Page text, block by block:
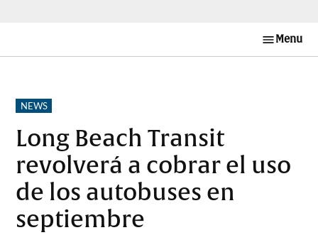
to
Español
Menu
POSTED
IN
NEWS
Long Beach Transit
revolverá a cobrar el uso
de los autobuses en
septiembre